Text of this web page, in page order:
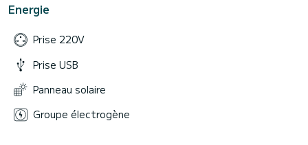
Energie
Prise 220V
Prise USB
Panneau solaire
Groupe électrogène